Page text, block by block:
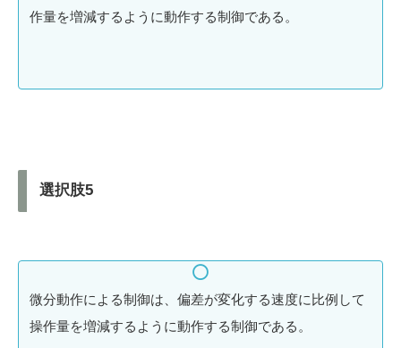
作量を増減するように動作する制御である。
選択肢5
微分動作による制御は、偏差が変化する速度に比例して
操作量を増減するように動作する制御である。